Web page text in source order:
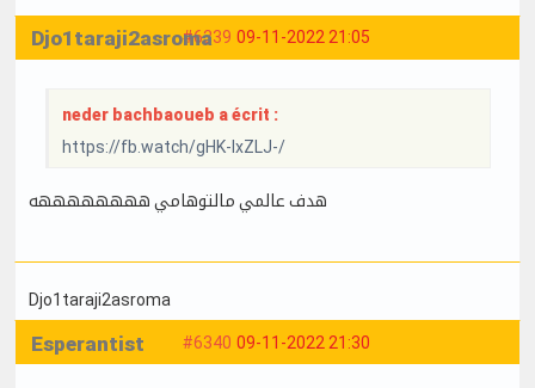
#6339 09-11-2022 21:05
Djo1taraji2asroma
neder bachbaoueb a écrit :
https://fb.watch/gHK-lxZLJ-/
هدف عالمي مالتوهامي ههههههههه
Djo1taraji2asroma
#6340 09-11-2022 21:30
Esperantist